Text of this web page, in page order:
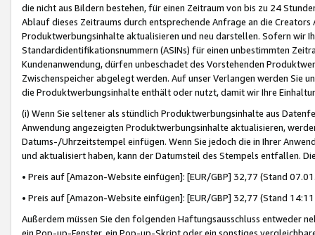
die nicht aus Bildern bestehen, für einen Zeitraum von bis zu 24
Ablauf dieses Zeitraums durch entsprechende Anfrage an die
Produktwerbungsinhalte aktualisieren und neu darstellen. Sofern wir
Standardidentifikationsnummern (ASINs) für einen unbestimmten
Kundenanwendung, dürfen unbeschadet des Vorstehenden
Zwischenspeicher abgelegt werden. Auf unser Verlangen werden Sie
die Produktwerbungsinhalte enthält oder nutzt, damit wir Ihre
(i) Wenn Sie seltener als stündlich Produktwerbungsinhalte aus
Anwendung angezeigten Produktwerbungsinhalte aktualisieren,
Datums-/Uhrzeitstempel einfügen. Wenn Sie jedoch die in Ihrer
und aktualisiert haben, kann der Datumsteil des Stempels entfallen.
• Preis auf [Amazon-Website einfügen]: [EUR/GBP] 32,77 (Stand
• Preis auf [Amazon-Website einfügen]: [EUR/GBP] 32,77 (Stand
Außerdem müssen Sie den folgenden Haftungsausschluss entweder
ein Pop-up-Fenster, ein Pop-up-Skript oder ein sonstiges